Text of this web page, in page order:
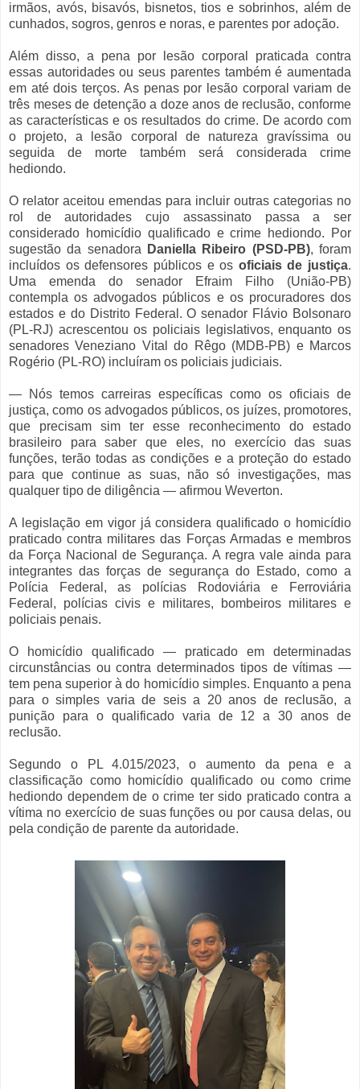
irmãos, avós, bisavós, bisnetos, tios e sobrinhos, além de
cunhados, sogros, genros e noras, e parentes por adoção.
Além disso, a pena por lesão corporal praticada contra
essas autoridades ou seus parentes também é aumentada
em até dois terços. As penas por lesão corporal variam de
três meses de detenção a doze anos de reclusão, conforme
as características e os resultados do crime. De acordo com
o projeto, a lesão corporal de natureza gravíssima ou
seguida de morte também será considerada crime
hediondo.
O relator aceitou emendas para incluir outras categorias no
rol de autoridades cujo assassinato passa a ser
considerado homicídio qualificado e crime hediondo. Por
sugestão da senadora
Daniella Ribeiro (PSD-PB), foram
incluídos os defensores públicos e os oficiais de justiça.
Uma emenda do senador Efraim Filho (União-PB)
contempla os advogados públicos e os procuradores dos
estados e do Distrito Federal. O senador Flávio Bolsonaro
(PL-RJ) acrescentou os policiais legislativos, enquanto os
senadores Veneziano Vital do Rêgo (MDB-PB) e Marcos
Rogério (PL-RO) incluíram os policiais judiciais.
— Nós temos carreiras específicas como os oficiais de
justiça, como os advogados públicos, os juízes, promotores,
que precisam sim ter esse reconhecimento do estado
brasileiro para saber que eles, no exercício das suas
funções, terão todas as condições e a proteção do estado
para que continue as suas, não só investigações, mas
qualquer tipo de diligência — afirmou Weverton.
A legislação em vigor já considera qualificado o homicídio
praticado contra militares das Forças Armadas e membros
da Força Nacional de Segurança. A regra vale ainda para
integrantes das forças de segurança do Estado, como a
Polícia Federal, as polícias Rodoviária e Ferroviária
Federal, polícias civis e militares, bombeiros militares e
policiais penais.
O homicídio qualificado — praticado em determinadas
circunstâncias ou contra determinados tipos de vítimas —
tem pena superior à do homicídio simples. Enquanto a pena
para o simples varia de seis a 20 anos de reclusão, a
punição para o qualificado varia de 12 a 30 anos de
reclusão.
Segundo o PL 4.015/2023, o aumento da pena e a
classificação como homicídio qualificado ou como crime
hediondo dependem de o crime ter sido praticado contra a
vítima no exercício de suas funções ou por causa delas, ou
pela condição de parente da autoridade.